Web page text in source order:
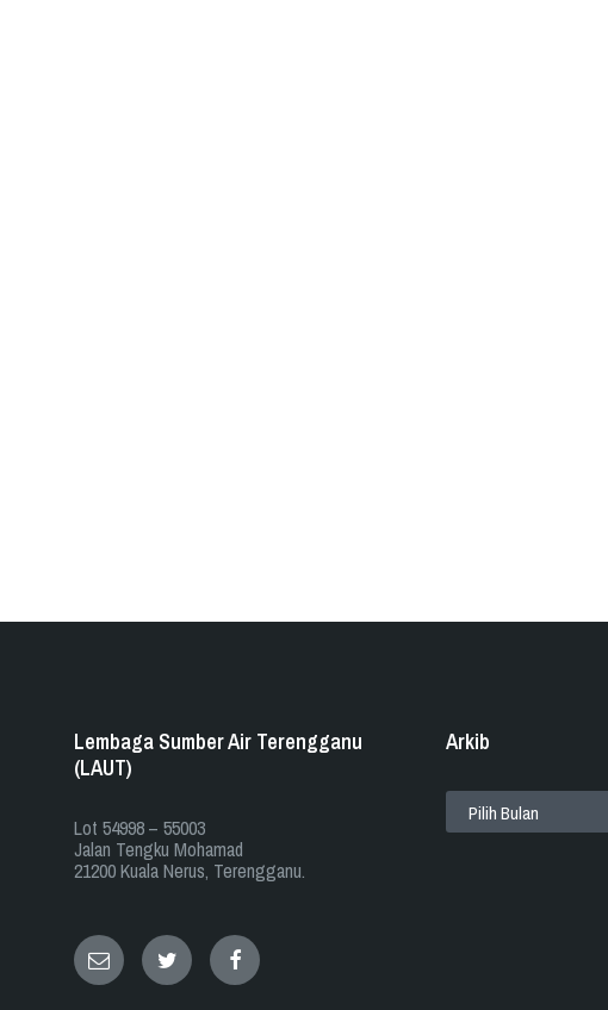
Lembaga Sumber Air Terengganu
(LAUT)
​​Lot 54998 – 55003
Jalan Tengku Mohamad
21200 Kuala Nerus, Terengganu.
Arkib
Email TwitterFacebook